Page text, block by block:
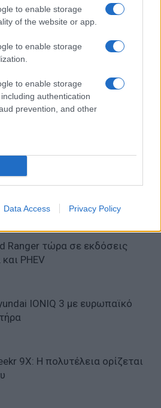
to enable storage
of the website or app.
to enable storage
to enable storage
authentication
prevention, and other
Data Access Privacy Policy
στην κοινή χρήση
αυτοκινήτου της Ουτρέχτης
ΔΗΜΙΟΥΡΓΟ
500 Hybrid τώρα από 18.990
Ranger τώρα σε εκδόσεις
και PHEV
IONIQ 3 με ευρωπαϊκό
9X: Η πολυτέλεια ορίζεται